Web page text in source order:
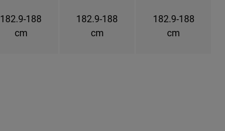
182.9-188
cm
182.9-188
cm
182.9-188
cm